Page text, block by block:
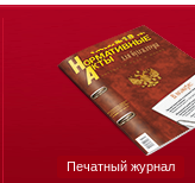
Печатный журнал